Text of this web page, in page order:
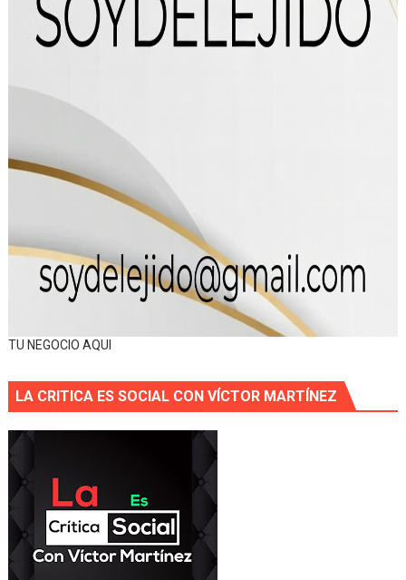
TU NEGOCIO AQUI
LA CRITICA ES SOCIAL CON VÍCTOR MARTÍNEZ